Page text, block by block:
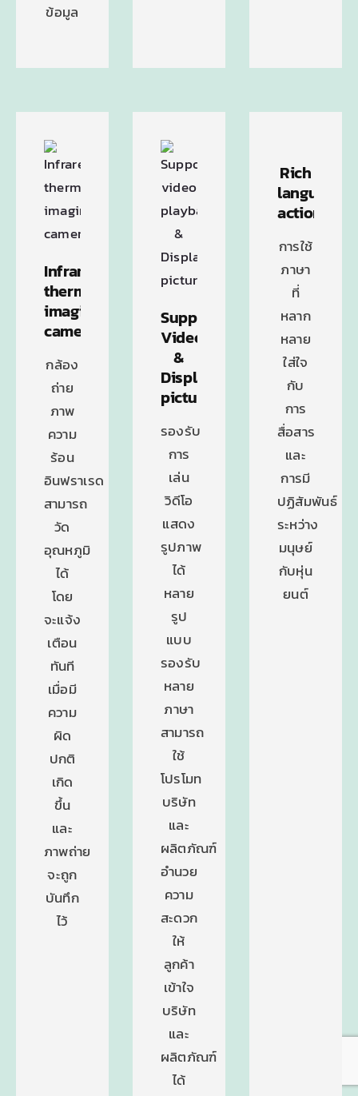
ข้อมูล
Infrared
thermal
imaging
camera
กล้อง
ถ่าย
ภาพ
ความ
ร้อน
อินฟราเรด
สามารถ
วัด
อุณหภูมิ
ได้
โดย
จะแจ้ง
เตือน
ทันที
เมื่อมี
ความ
ผิด
ปกติ
เกิด
ขึ้น
และ
ภาพถ่าย
จะถูก
บันทึก
ไว้
Support
Video
&
Display
pictures
รองรับ
การ
เล่น
วิดีโอ
แสดง
รูปภาพ
ได้
หลาย
รูป
แบบ
รองรับ
หลาย
ภาษา
สามารถ
ใช้
โปรโมท
บริษัท
และ
ผลิตภัณฑ์
อำนวย
ความ
สะดวก
ให้
ลูกค้า
เข้าใจ
บริษัท
และ
ผลิตภัณฑ์
ได้
Rich
language
actions
การใช้
ภาษา
ที่
หลาก
หลาย
ใส่ใจ
กับ
การ
สื่อสาร
และ
การมี
ปฏิสัมพันธ์
ระหว่าง
มนุษย์
กับหุ่น
ยนต์